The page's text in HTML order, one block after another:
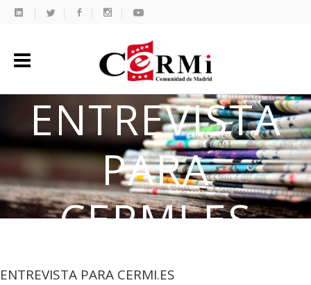
ENTREVISTA
PARA
CERMI.ES
ENTREVISTA PARA CERMI.ES